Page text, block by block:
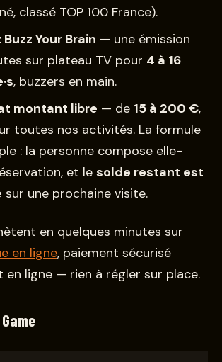
classé TOP 100 France).
Your Brain — une émission
sur plateau TV pour 4 à 16
, buzzers en main.
montant libre — de 15 à 200 €,
toutes nos activités. La formule
: la personne compose elle-
et le solde restant est
sur une prochaine visite.
en quelques minutes sur
en ligne, paiement sécurisé
en ligne — rien à régler sur place.